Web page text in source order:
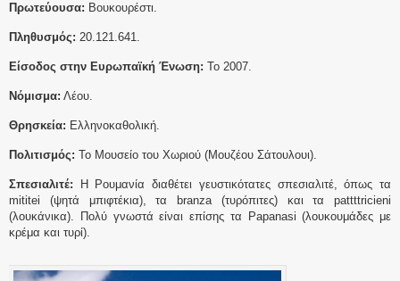
Πρωτεύουσα: Βουκουρέστι.
Πληθυσμός: 20.121.641.
Είσοδος στην Ευρωπαϊκή Ένωση: Το 2007.
Νόμισμα: Λέου.
Θρησκεία: Ελληνοκαθολική.
Πολιτισμός: Το Μουσείο του Χωριού (Μουζέου Σάτουλουι).
Σπεσιαλιτέ: Η Ρουμανία διαθέτει γευστικότατες σπεσιαλιτέ, όπως τα
mititei (ψητά μπιφτέκια), τα branza (τυρόπιτες) και τα pattttricieni
(λουκάνικα). Πολύ γνωστά είναι επίσης τα Papanasi (λουκουμάδες με
κρέμα και τυρί).